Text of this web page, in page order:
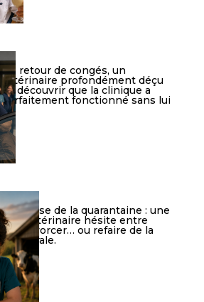
De retour de congés, un
vétérinaire profondément déçu
de découvrir que la clinique a
parfaitement fonctionné sans lui
Crise de la quarantaine : une
vétérinaire hésite entre
divorcer… ou refaire de la
rurale.